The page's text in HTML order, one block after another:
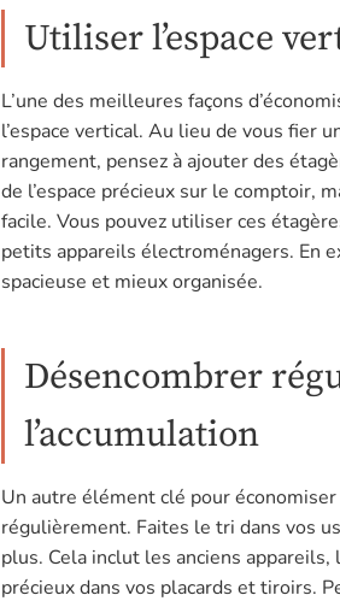
Utiliser l’espace
L’une des meilleures façons
l’espace vertical. Au lieu de vous fier
rangement, pensez à ajouter des
de l’espace précieux sur le comptoir,
facile. Vous pouvez utiliser ces
petits appareils électroménagers. En
spacieuse et mieux organisée.
Désencombrer
l’accumulation
Un autre élément clé pour
régulièrement. Faites le tri dans vos
plus. Cela inclut les anciens
précieux dans vos placards et tiroirs.